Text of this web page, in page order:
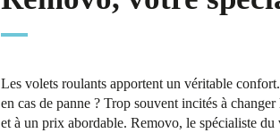
Les volets roulants apportent un véritable
en cas de panne ? Trop souvent incités à
et à un prix abordable. Removo, le spécialiste